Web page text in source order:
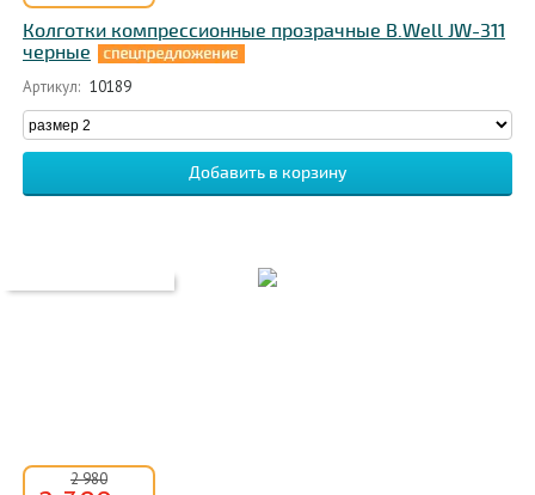
Колготки компрессионные прозрачные B.Well JW-311
черные
Артикул: 10189
2 980